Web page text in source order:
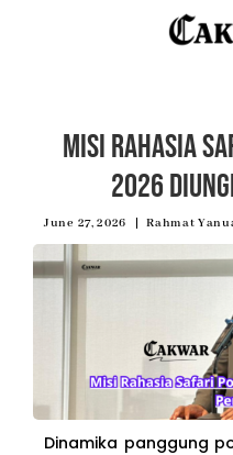
Misi Rahasia
2026
June 27, 2026 Rahmat
Dinamika panggung